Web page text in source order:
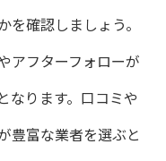
確認しましょう。
アフターフォローが
なります。口コミや
豊富な業者を選ぶと